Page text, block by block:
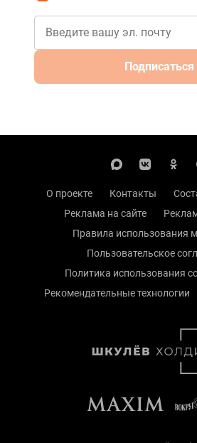
Подписаться
О проекте Контакты
Реклама на сайте
Правила использования
Пользовательское
Политика использования
Рекомендательные технологии